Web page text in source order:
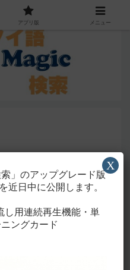
いと感じるローマ字
詳しくはこちら。
アプリ版 メニュー
」のアップグレード版
を近日中に公開します。
用連続再生機能・単
ングカード
X